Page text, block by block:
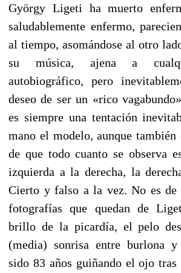
György Ligeti ha muerto
saludablemente enfermo,
al tiempo, asomándose al otro
su música, ajena a
autobiográfico, pero
deseo de ser un «rico
es siempre una tentación
mano el modelo, aunque
de que todo cuanto se observa
izquierda a la derecha, la
Cierto y falso a la vez. No es de
fotografías que quedan de
brillo de la picardía, el pelo
(media) sonrisa entre burlona y
sido 83 años guiñando el ojo tras